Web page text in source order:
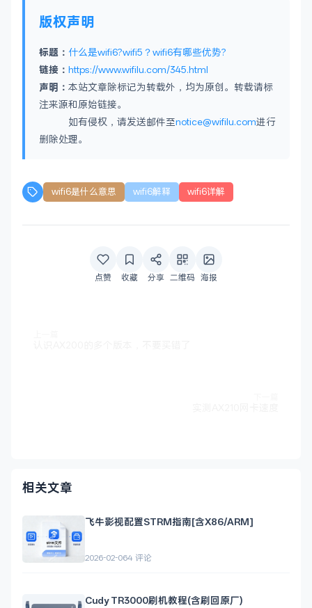
版权声明
标题： 什么是wifi6?wifi5？wifi6有哪些优势?
链接： https://www.wifilu.com/345.html
声明： 本站文章除标记为转载外，均为原创。转载请标
注来源和原始链接。
如有侵权，请发送邮件至notice@wifilu.com进行
删除处理。
wifi6是什么意思 wifi6解释 wifi6详解
点赞 收藏 分享 二维码 海报
相关文章
飞牛影视配置STRM指南[含X86/ARM]
2026-02-064 评论
Cudy TR3000刷机教程(含刷回原厂)